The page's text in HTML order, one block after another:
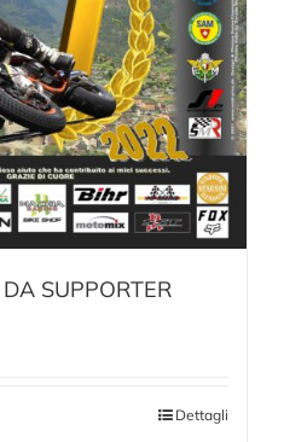
SUPPORTER
Dettagli